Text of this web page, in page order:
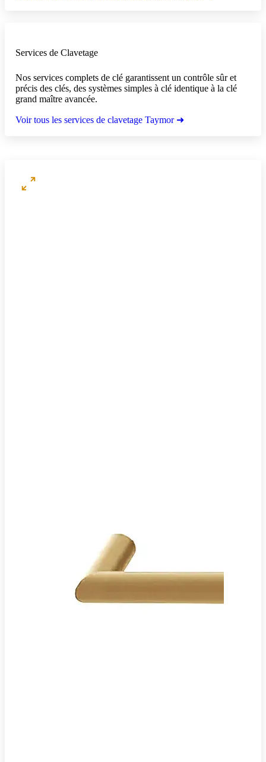
Services de Clavetage
Nos services complets de clé garantissent un contrôle sûr et
précis des clés, des systèmes simples à clé identique à la clé
grand maître avancée.
Voir tous les services de clavetage Taymor ➜